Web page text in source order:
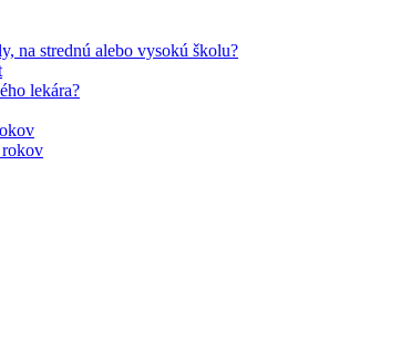
na strednú alebo vysokú školu?
lekára?
rokov